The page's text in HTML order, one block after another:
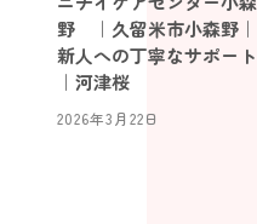
野 ｜久留米市小森野｜
新人への丁寧なサポート
｜河津桜
2026年3月22日